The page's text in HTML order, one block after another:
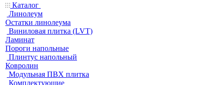
Каталог
Линолеум
Остатки линолеума
Виниловая плитка (LVT)
Ламинат
Пороги напольные
Плинтус напольный
Ковролин
Модульная ПВХ плитка
Комплектующие